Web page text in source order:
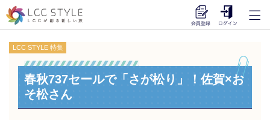
LCC STYLE 特集
春秋737セールで「さが松り」！佐賀×お
そ松さん